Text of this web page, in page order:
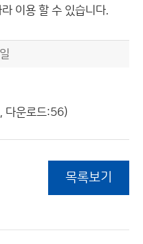
이용 할 수 있습니다.
다운로드:56)
목록보기